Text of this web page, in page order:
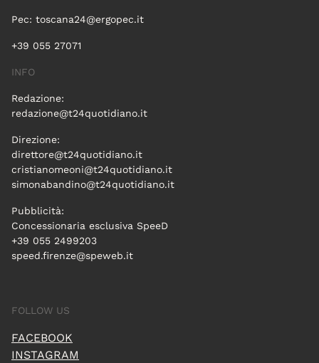
Pec: toscana24@ergopec.it
+39 055 27071
INFO
Redazione:
redazione@t24quotidiano.it
Direzione:
direttore@t24quotidiano.it
cristianomeoni@t24quotidiano.it
simonabandino@t24quotidiano.it
Pubblicità:
Concessionaria esclusiva SpeeD
+39 055 2499203
speed.firenze@speweb.it
FOLLOW US
FACEBOOK
INSTAGRAM